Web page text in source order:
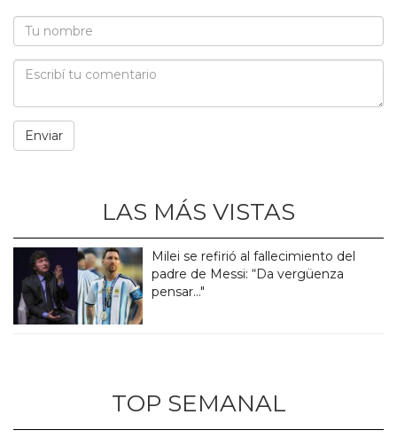
LAS MÁS VISTAS
Milei se refirió al fallecimiento del
padre de Messi: “Da vergüenza
pensar..."
TOP SEMANAL